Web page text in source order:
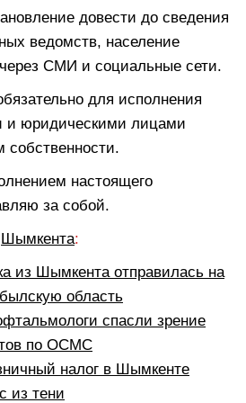
довести до сведения
ведомств, население
СМИ и социальные сети.
для исполнения
и юридическими лицами
настоящего
за собой.
Шымкента:
из Шымкента отправилась на
область
спасли зрение
по ОСМС
налог в Шымкенте
из тени